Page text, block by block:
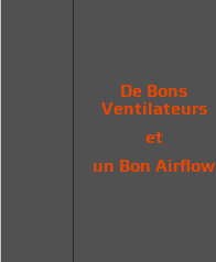
De Bons
Ventilateurs
et
un Bon Airflow